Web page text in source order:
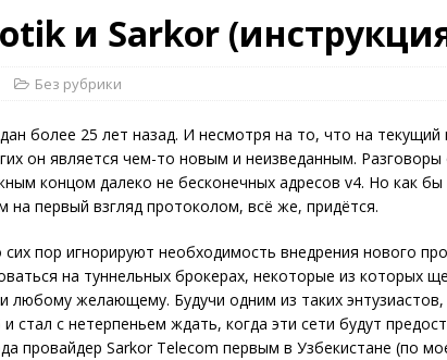
и Sarkor
Без рубрики
более 25 лет назад. И несмотря на то, что на
он является чем-то новым и неизведанным.
концом далеко не бесконечных адресов v4. Но как
первый взгляд протоколом, всё же, придётся.
пор игнорируют необходимость внедрения нового
на туннельных брокерах, некоторые из которых
любому желающему. Будучи одним из таких
стал с нетерпеньем ждать, когда эти сети будут
провайдер Sarkor Telecom первым в Узбекистане (по